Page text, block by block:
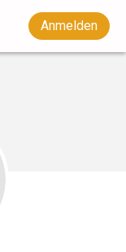
Anmelden